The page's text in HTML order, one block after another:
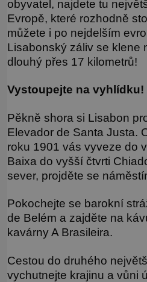
obyvatel, najdete tu
Evropě, které rozhodně
můžete i po nejdelším
Lisabonský záliv se klene
dlouhý přes 17 kilometrů!
Vystoupejte na vyhlídku!
Pěkně shora si Lisabon
Elevador de Santa Justa.
roku 1901 vás vyveze do
Baixa do vyšší čtvrti
sever, projděte se
Pokochejte se barokní
de Belém a zajděte na
kavárny A Brasileira.
Cestou do druhého
vychutnejte krajinu a vůni